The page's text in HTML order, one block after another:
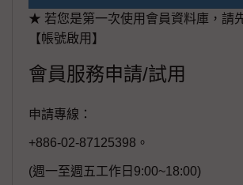
★ 若您是第一次使用會員資料庫，請
【帳號啟用】
會員服務申請/試用
申請專線：
+886-02-87125398。
(週一至週五工作日9:00~18:00)